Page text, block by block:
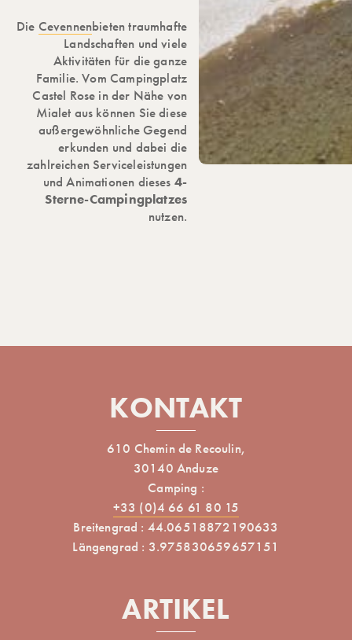
Die Cevennenbieten traumhafte
Landschaften und viele
Aktivitäten für die ganze
Familie. Vom Campingplatz
Castel Rose in der Nähe von
Mialet aus können Sie diese
außergewöhnliche Gegend
erkunden und dabei die
zahlreichen Serviceleistungen
und Animationen dieses 4-
Sterne-Campingplatzes
nutzen.
KONTAKT
610 Chemin de Recoulin,
30140 Anduze
Camping :
+33 (0)4 66 61 80 15
Breitengrad : 44.06518872190633
Längengrad : 3.975830659657151
ARTIKEL